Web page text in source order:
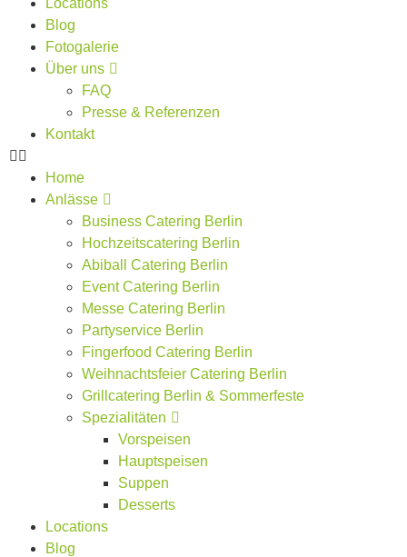
Locations
Blog
Fotogalerie
Über uns
FAQ
Presse & Referenzen
Kontakt
Home
Anlässe
Business Catering Berlin
Hochzeitscatering Berlin
Abiball Catering Berlin
Event Catering Berlin
Messe Catering Berlin
Partyservice Berlin
Fingerfood Catering Berlin
Weihnachtsfeier Catering Berlin
Grillcatering Berlin & Sommerfeste
Spezialitäten
Vorspeisen
Hauptspeisen
Suppen
Desserts
Locations
Blog